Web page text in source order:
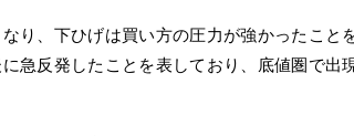
り、下ひげは買い方の圧力が強かったこと
急反発したことを表しており、底値圏で出